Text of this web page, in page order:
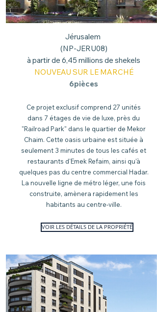
Jérusalem
(NP-JERU08)
à partir de 6,45 millions de shekels
NOUVEAU SUR LE MARCHÉ
6pièces
Ce projet exclusif comprend 27 unités
dans 7 étages de vie de luxe, près du
"Railroad Park" dans le quartier de Mekor
Chaim. Cette oasis urbaine est située à
seulement 3 minutes de tous les cafés et
restaurants d'Emek Refaim, ainsi qu'à
quelques pas du centre commercial Hadar.
La nouvelle ligne de métro léger, une fois
construite, amènera rapidement les
habitants au centre-ville.
VOIR LES DÉTAILS DE LA PROPRIÉTÉ